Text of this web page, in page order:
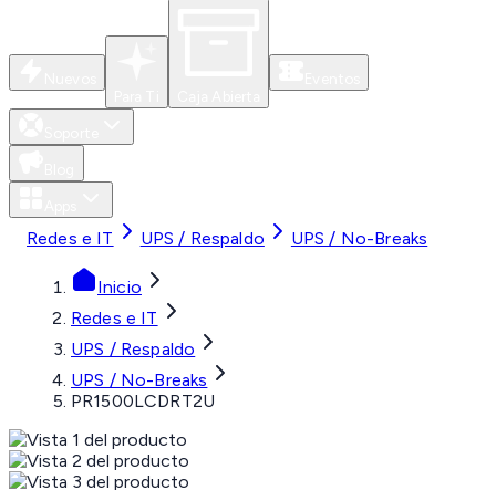
Redes e IT UPS / Respaldo UPS / No-Breaks
Inicio
Redes e IT
UPS / Respaldo
UPS / No-Breaks
PR1500LCDRT2U